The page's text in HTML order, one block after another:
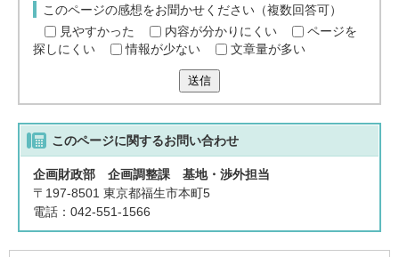
このページの感想をお聞かせください（複数回答可）
見やすかった
内容が分かりにくい
ページを
探しにくい
情報が少ない 文章量が多い
送信
このページに関するお問い合わせ
企画財政部 企画調整課 基地・渉外担当
〒197-8501 東京都福生市本町5
電話：042-551-1566